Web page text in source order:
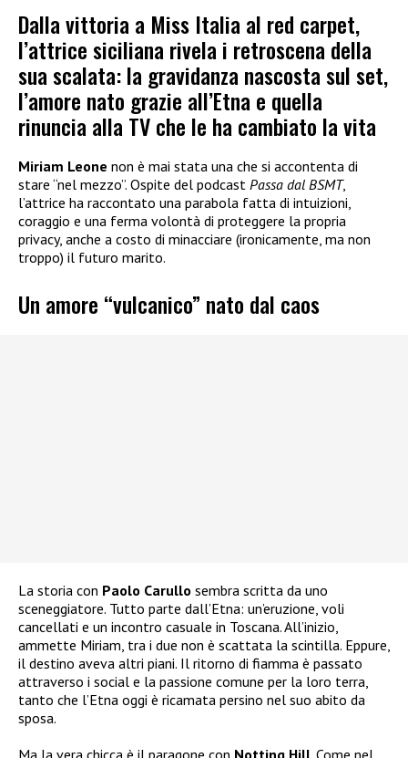
Dalla vittoria a Miss Italia al red carpet,
l’attrice siciliana rivela i retroscena della
sua scalata: la gravidanza nascosta sul set,
l’amore nato grazie all’Etna e quella
rinuncia alla TV che le ha cambiato la vita
Miriam Leone non è mai stata una che si accontenta di
stare “nel mezzo”. Ospite del podcast Passa dal BSMT,
l’attrice ha raccontato una parabola fatta di intuizioni,
coraggio e una ferma volontà di proteggere la propria
privacy, anche a costo di minacciare (ironicamente, ma non
troppo) il futuro marito.
Un amore “vulcanico” nato dal caos
La storia con Paolo Carullo sembra scritta da uno
sceneggiatore. Tutto parte dall’Etna: un’eruzione, voli
cancellati e un incontro casuale in Toscana. All’inizio,
ammette Miriam, tra i due non è scattata la scintilla. Eppure,
il destino aveva altri piani. Il ritorno di fiamma è passato
attraverso i social e la passione comune per la loro terra,
tanto che l’Etna oggi è ricamata persino nel suo abito da
sposa.
Ma la vera chicca è il paragone con Notting Hill. Come nel